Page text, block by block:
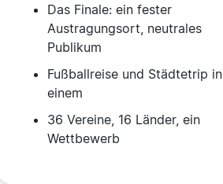
Das Finale: ein fester
Austragungsort, neutrales
Publikum
Fußballreise und Städtetrip in
einem
36 Vereine, 16 Länder, ein
Wettbewerb